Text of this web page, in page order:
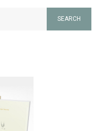
SEARCH